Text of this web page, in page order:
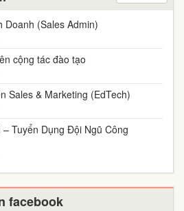
Doanh (Sales Admin)
cộng tác đào tạo
Sales & Marketing (EdTech)
– Tuyển Dụng Đội Ngũ Công
facebook